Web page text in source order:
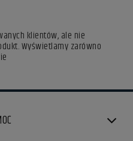
klientów, ale nie
Wyświetlamy zarówno